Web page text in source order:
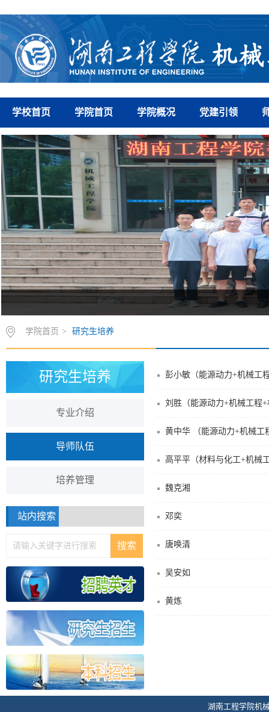
学校首页 学院首页 学院概况 党建引领
学院首页 > 研究生培养
研究生培养
专业介绍
导师队伍
培养管理
站内搜索
彭小敏（能源动力+机械工
刘胜（能源动力+机械工程
黄中华 （能源动力+机械工
高平平（材料与化工+机械
魏克湘
邓奕
唐唤清
吴安如
黄炼
湖南工程学院机